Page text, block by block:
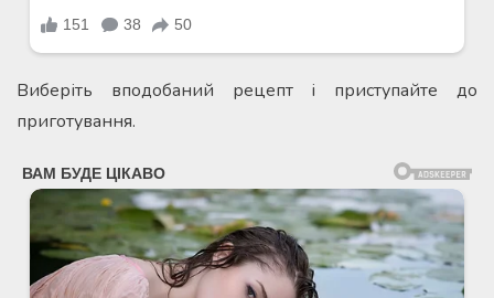
Виберіть вподобаний рецепт і приступайте до
приготування.